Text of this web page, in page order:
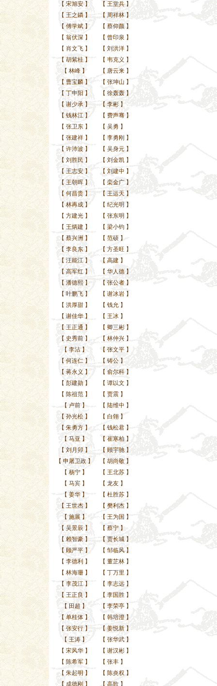
【 宋旭安】 【 王堂兵 】
【 王之鏻】 【 周祥林 】
【 傅学斌】 【 蔡仰颜 】
【 翁伏深】 【 曾印泉 】
【 肖文飞】 【 刘洪洋 】
【 胡紫桂】 【 韦克义 】
【 林峰】 【 唐云来 】
【 曹宝麟】 【 张坤山 】
【 丁申阳 】 【 徐轰轰 】
【 谢少承】 【 李彬 】
【 钱林江】 【 费声骞 】
【 张卫东】 【 吴勇 】
【 张建祥】 【 李勇刚 】
【 许沛波】 【 吴身元 】
【 刘胜民 】 【 刘金凯 】
【 王志安】 【 刘建中 】
【 王朝晖】 【 栾金广 】
【 何昌贵】 【 王运天 】
【 林再成】 【 纪光明 】
【 方建光】 【 张东明 】
【 王炳建】 【 梁小钧 】
【 蔡兴洲 】 【 范硕 】
【 李良东】 【 方圣旺 】
【 汪能江】 【 高建 】
【 高军红 】 【 华人德 】
【 潘德熙】 【 张公者 】
【 叶鹏飞】 【 谢冰岩 】
【 洪厚甜】 【 钱允 】
【 谢佳华】 【 王冰 】
【 王正通 】 【 卿三彬 】
【 史秀前】 【 林仲兴 】
【 李沾】 【 张文平 】
【 何连仁】 【 铸公 】
【 蒋永义 】 【 俞尔科 】
【 彭建勋】 【 谭以文 】
【 陈祖范】 【 贾震 】
【 卢前】 【 陆维中 】
【 孙光松】 【 白翎 】
【 朱勇方】 【 钱松君 】
【 马亚 】 【 崔寒柏 】
【 刘月卯 】 【 顾宇驰 】
【 申屠卫政】 【 胡尚敬 】
【 杨宁】 【 王北苏 】
【 马宾】 【 龙友 】
【 姜华】 【 杜胜苏 】
【 王世杰】 【 樊利杰 】
【 施展 】 【 王为国 】
【 吴景辰 】 【 蔡宁 】
【 赖智豪】 【 贾长城 】
【 顾严平】 【 邹临风 】
【 李德利 】 【 董芷林 】
【 林海珊】 【 丁万里 】
【 李茂江】 【 李志远 】
【 王正良 】 【 李国胜 】
【 田超 】 【 李荣亭 】
【 单桂体】 【 韩培澄 】
【 张安行】 【 姜悦新 】
【 王涛】 【 张华武 】
【 宋风华】 【 谢汉彬 】
【 陈希军】 【 张丰 】
【 朱起明 】 【 陈炎权 】
【 成德刚 】 【 高歌 】